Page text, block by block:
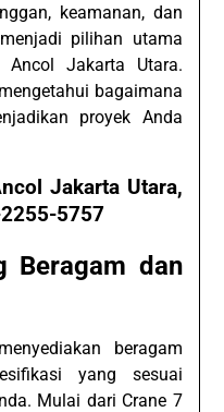
keamanan, dan
pilihan utama
Jakarta Utara.
bagaimana
proyek Anda
Jakarta Utara,
5757
Beragam dan
beragam
yang sesuai
Mulai dari Crane 7